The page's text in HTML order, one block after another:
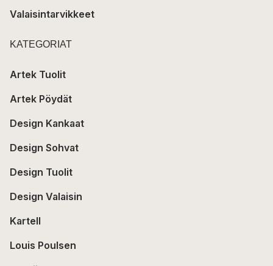
Valaisintarvikkeet
KATEGORIAT
Artek Tuolit
Artek Pöydät
Design Kankaat
Design Sohvat
Design Tuolit
Design Valaisin
Kartell
Louis Poulsen